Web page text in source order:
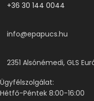
+36 30 144 0044
info@epapucs.hu
2351 Alsónémedi, GLS
Ügyfélszolgálat:
Hétfő-Péntek 8:00-16:00